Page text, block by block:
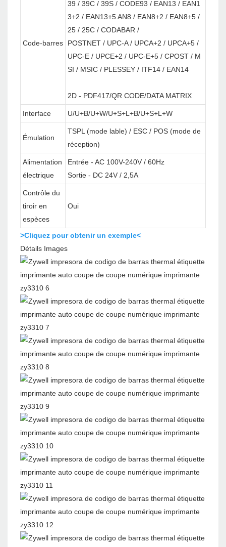
Code-barres
39 / 39C / 39S / CODE93 / EAN13 / EAN1
3+2 / EAN13+5 AN8 / EAN8+2 / EAN8+5 /
25 / 25C / CODABAR /
POSTNET / UPC-A / UPCA+2 / UPCA+5 /
UPC-E / UPCE+2 / UPC-E+5 / CPOST / M
SI / MSIC / PLESSEY / ITF14 / EAN14
2D - PDF417/QR CODE/DATA MATRIX
Interface U/U+B/U+W/U+S+L+B/U+S+L+W
Émulation
TSPL (mode lable) / ESC / POS (mode de
réception)
Alimentation
électrique
Entrée - AC 100V-240V / 60Hz
Sortie - DC 24V / 2,5A
Contrôle du
tiroir en
espèces
Oui
>Cliquez pour obtenir un exemple<
Détails Images